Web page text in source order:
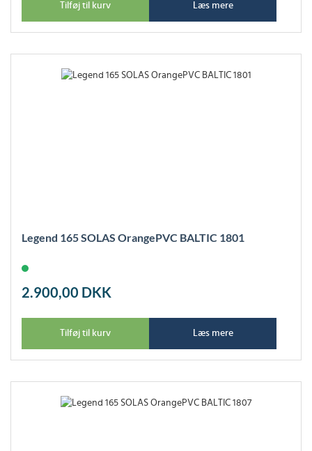
Tilføj til kurv Læs mere
Legend 165 SOLAS OrangePVC BALTIC 1801
2.900,00 DKK
Tilføj til kurv Læs mere